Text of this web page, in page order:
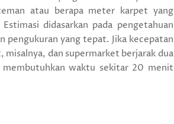
atau berapa meter karpet yang
didasarkan pada pengetahuan
pengukuran yang tepat. Jika kecepatan
misalnya, dan supermarket berjarak dua
membutuhkan waktu sekitar 20 menit